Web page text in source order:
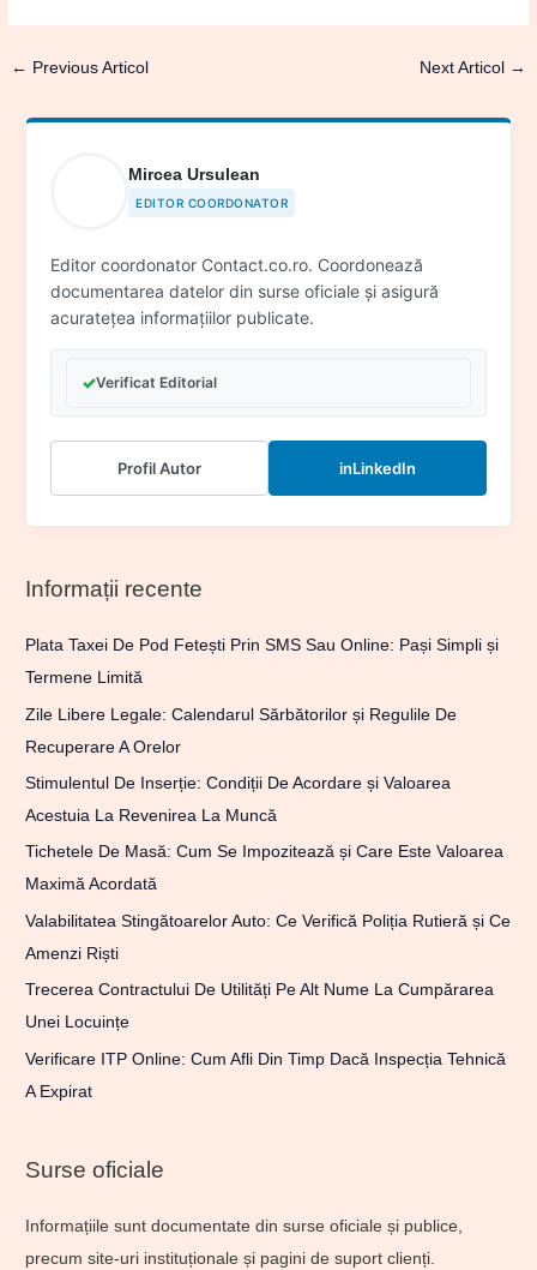
← Previous Articol Next Articol →
Mircea Ursulean
EDITOR COORDONATOR
Editor coordonator Contact.co.ro. Coordonează
documentarea datelor din surse oficiale și asigură
acuratețea informațiilor publicate.
✓Verificat Editorial
Profil Autor inLinkedIn
Informații recente
Plata Taxei De Pod Fetești Prin SMS Sau Online: Pași Simpli și
Termene Limită
Zile Libere Legale: Calendarul Sărbătorilor și Regulile De
Recuperare A Orelor
Stimulentul De Inserție: Condiții De Acordare și Valoarea
Acestuia La Revenirea La Muncă
Tichetele De Masă: Cum Se Impozitează și Care Este Valoarea
Maximă Acordată
Valabilitatea Stingătoarelor Auto: Ce Verifică Poliția Rutieră și Ce
Amenzi Riști
Trecerea Contractului De Utilități Pe Alt Nume La Cumpărarea
Unei Locuințe
Verificare ITP Online: Cum Afli Din Timp Dacă Inspecția Tehnică
A Expirat
Surse oficiale
Informațiile sunt documentate din surse oficiale și publice,
precum site-uri instituționale și pagini de suport clienți.